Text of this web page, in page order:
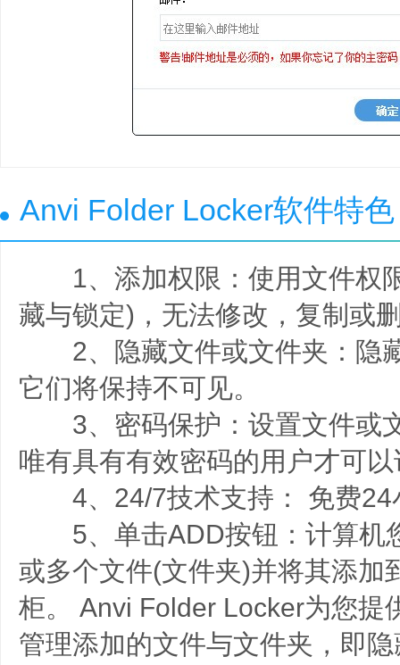
Anvi Folder Locker软件特色
1、添加权限：使用文件权
藏与锁定)，无法修改，复制或
2、隐藏文件或文件夹：隐
它们将保持不可见。
3、密码保护：设置文件或
唯有具有有效密码的用户才可
4、24/7技术支持： 免费24
5、单击ADD按钮：计算机
或多个文件(文件夹)并将其添加
柜。 Anvi Folder Locker为您提
管理添加的文件与文件夹，即